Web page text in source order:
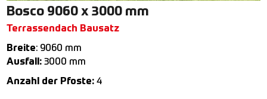
Bosco 9060 x 3000 mm
Terrassendach Bausatz
Breite: 9060 mm
Ausfall: 3000 mm
Anzahl der Pfoste: 4